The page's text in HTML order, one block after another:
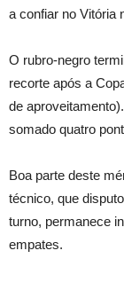
a confiar no Vitória
O rubro-negro
recorte após a
de
somado quatro
Boa parte deste
técnico, que
turno, permanece
empates.